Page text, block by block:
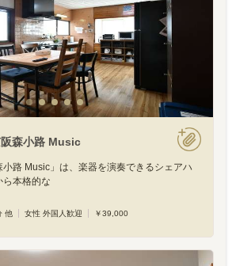
森小路 Music
小路 Music」は、楽器を演奏できるシェアハ
ら本格的な
他
女性 外国人歓迎 ￥39,000